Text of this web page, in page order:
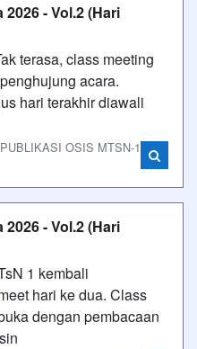
- Vol.2 (Hari
terasa, class meeting
acara.
hari terakhir diawali
OSIS MTSN-1
- Vol.2 (Hari
1 kembali
hari ke dua. Class
dengan pembacaan